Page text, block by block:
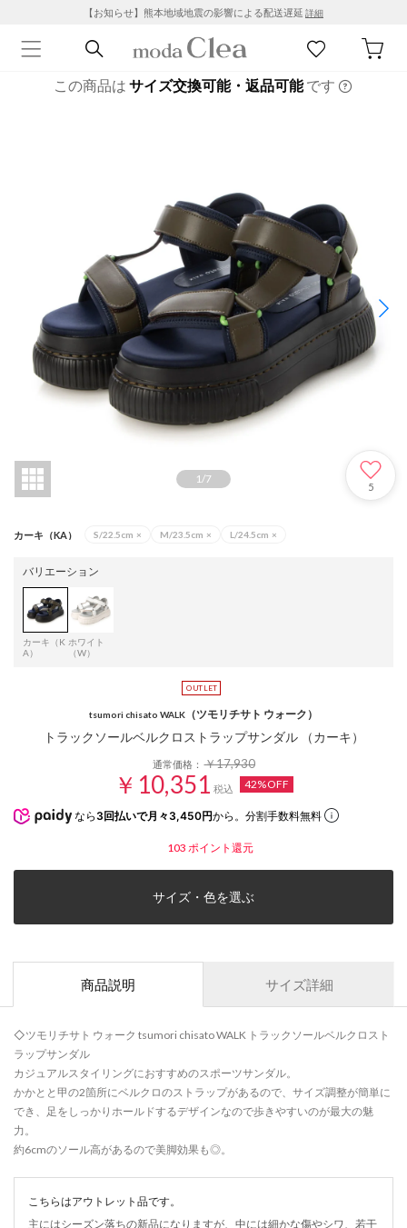
【お知らせ】熊本地域地震の影響による配送遅延 詳細
この商品は サイズ交換可能・返品可能です
1/7
5
カーキ（KA） S/22.5cm × M/23.5cm × L/24.5cm ×
バリエーション
カーキ（K
A）
ホワイト
（W）
tsumori chisato WALK （ツモリチサト ウォーク）
トラックソールベルクロストラップサンダル （カーキ）
通常価格：￥17,930
￥10,351 税込 42%OFF
なら 3回払いで月々3,450円から。分割手数料無料
103 ポイント還元
サイズ・色を選ぶ
商品説明 サイズ詳細
◇ツモリチサト ウォーク tsumori chisato WALK トラックソールベルクロスト
ラップサンダル
カジュアルスタイリングにおすすめのスポーツサンダル。
かかとと甲の2箇所にベルクロのストラップがあるので、サイズ調整が簡単に
でき、足をしっかりホールドするデザインなので歩きやすいのが最大の魅
力。
約6cmのソール高があるので美脚効果も◎。
こちらはアウトレット品です。
主にはシーズン落ちの新品になりますが、中には細かな傷やシワ、若干